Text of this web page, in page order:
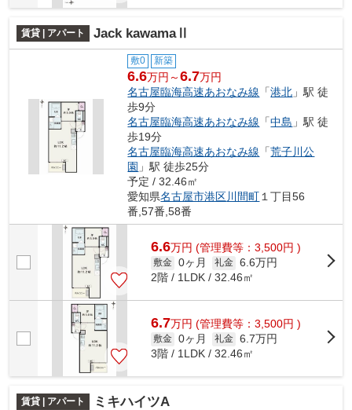
賃貸 | アパート Jack kawamaⅡ
敷0 新築
6.6万円～6.7万円
名古屋臨海高速あおなみ線 「港北 」駅 徒
歩9分
名古屋臨海高速あおなみ線 「中島 」駅 徒
歩19分
名古屋臨海高速あおなみ線 「荒子川公
園 」駅 徒歩25分
予定 / 32.46㎡
愛知県名古屋市港区川間町 １丁目56
番,57番,58番
6.6万円 (管理費等：3,500円 )
敷金 0ヶ月 礼金 6.6万円
2階 / 1LDK / 32.46㎡
6.7万円 (管理費等：3,500円 )
敷金 0ヶ月 礼金 6.7万円
3階 / 1LDK / 32.46㎡
賃貸 | アパート ミキハイツA